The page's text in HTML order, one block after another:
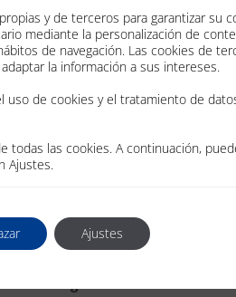
aquí
de ndustria, mpleo y
para realizar
le ha otorgado la
y de terceros para garantizar su
mediante la personalización de
de navegación. Las cookies de
la información a sus intereses.
uso de cookies y el tratamiento de
todas las cookies. A continuación,
Ajustes.
Ajustes